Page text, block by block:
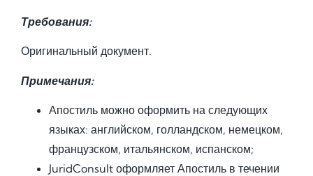
Требования:
Оригинальный документ.
Примечания:
Апостиль можно оформить на следующих
языках: английском, голландском, немецком,
французском, итальянском, испанском;
JuridConsult оформляет Апостиль в течении